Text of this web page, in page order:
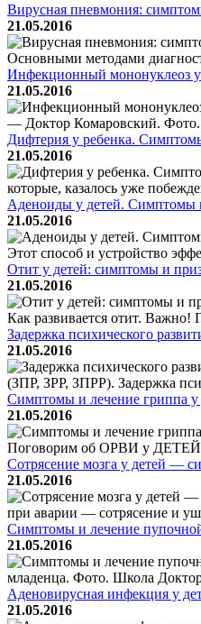
Вирусная пневмония:
21.05.2016
Основными методами
Инфекционный мононуклеоз
21.05.2016
— Доктор Комаровский. Фото.
Дифтерия у ребенка.
21.05.2016
которые, казалось уже
Аденоиды у детей. Симптомы
21.05.2016
Этот способ и устройство
Отит у детей: симптомы и
21.05.2016
Как развивается отит.
Задержка психического
21.05.2016
(ЗПР, ЗРР, ЗПРР). Задержка
Симптомы и лечение гриппа у
21.05.2016
Поговорим об ОРВИ у ДЕТЕЙ и
Сотрясение мозга у детей —
21.05.2016
при аварии — сотрясение и
Симптомы и лечение
21.05.2016
младенца. Фото. Школа
Аденовирусная инфекция у
21.05.2016